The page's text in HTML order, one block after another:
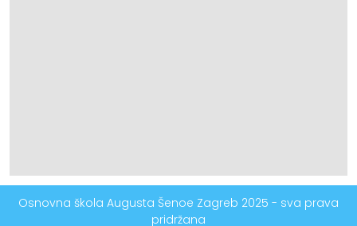
Osnovna škola Augusta Šenoe Zagreb 2025 - sva prava
pridržana